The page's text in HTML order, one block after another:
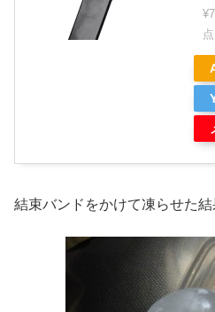
結束バンドをかけて凍らせた結